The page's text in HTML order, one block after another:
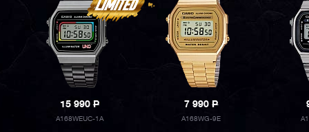
15 990P
A168WEUC-1A
7 990P
A168WG-9E